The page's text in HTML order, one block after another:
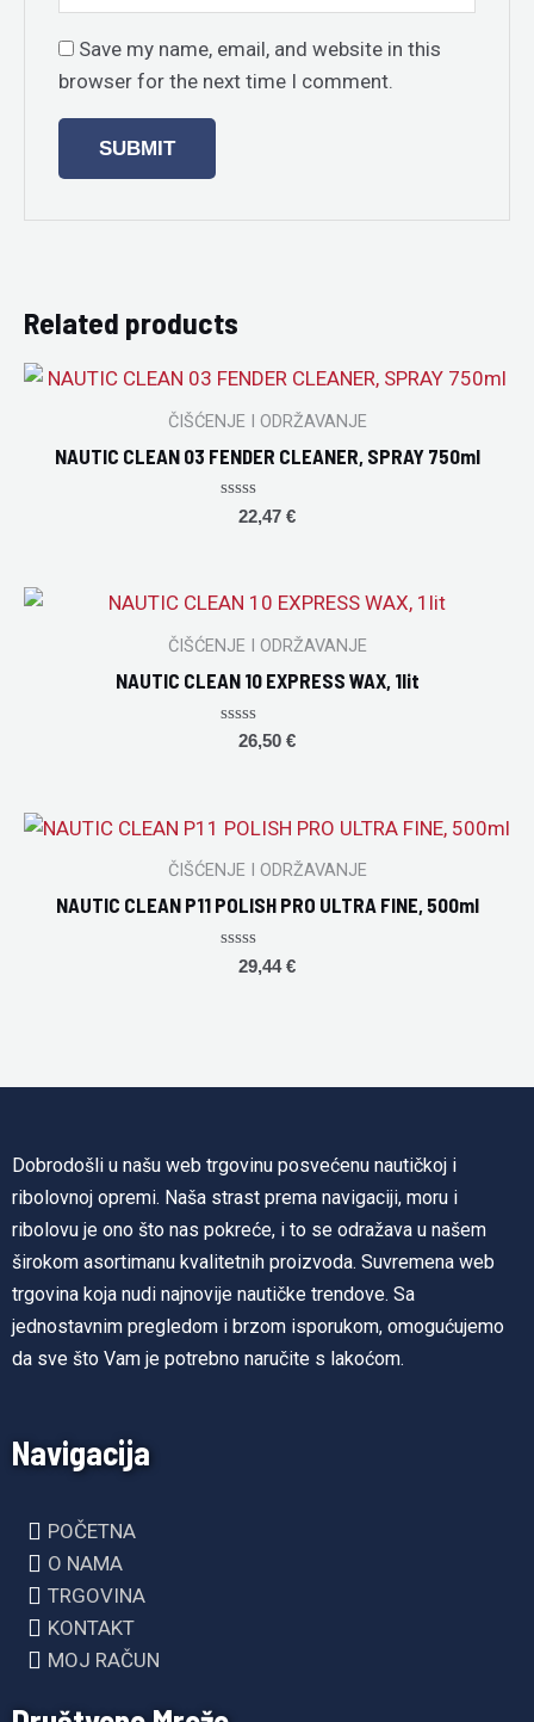
Save my name, email, and website in this
browser for the next time I comment.
Related products
ČIŠĆENJE I ODRŽAVANJE
NAUTIC CLEAN 03 FENDER CLEANER, SPRAY 750ml
Rated
22,47 €
ČIŠĆENJE I ODRŽAVANJE
NAUTIC CLEAN 10 EXPRESS WAX, 1lit
Rated
26,50 €
ČIŠĆENJE I ODRŽAVANJE
NAUTIC CLEAN P11 POLISH PRO ULTRA FINE, 500ml
Rated
29,44€
Dobrodošli u našu web trgovinu posvećenu nautičkoj i
ribolovnoj opremi. Naša strast prema navigaciji, moru i
ribolovu je ono što nas pokreće, i to se odražava u našem
širokom asortimanu kvalitetnih proizvoda. Suvremena web
trgovina koja nudi najnovije nautičke trendove. Sa
jednostavnim pregledom i brzom isporukom, omogućujemo
da sve što Vam je potrebno naručite s lakoćom.
Navigacija
POČETNA
O NAMA
TRGOVINA
KONTAKT
MOJ RAČUN